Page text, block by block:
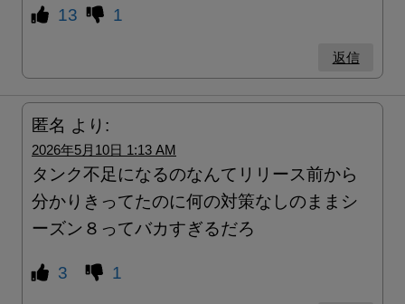
13 1
返信
匿名 より:
2026年5月10日 1:13 AM
タンク不足になるのなんてリリース前から
分かりきってたのに何の対策なしのままシ
ーズン８ってバカすぎるだろ
3 1